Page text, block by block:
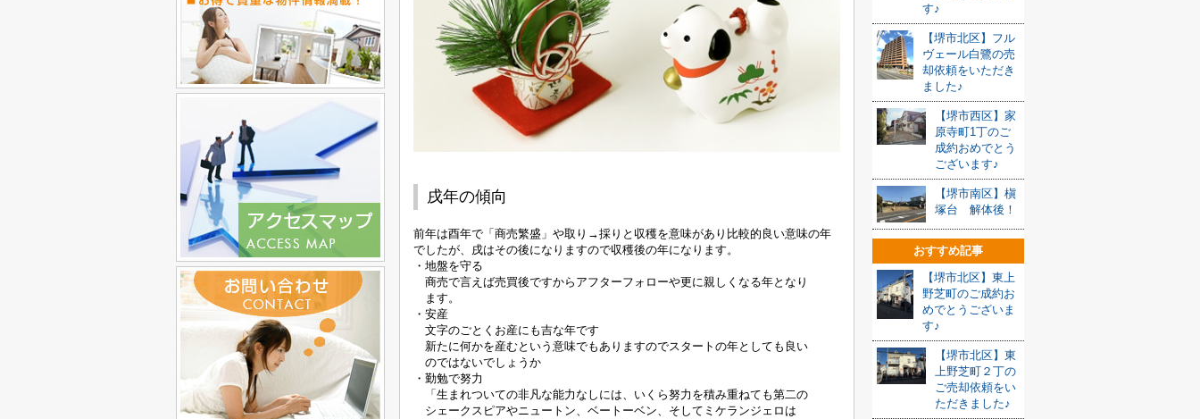
戌年の傾向
前年は酉年で「商売繁盛」や取り→採りと収穫を意味があり比較的良い意味の年
でしたが、戌はその後になりますので収穫後の年になります。
・地盤を守る
商売で言えば売買後ですからアフターフォローや更に親しくなる年となり
ます。
・安産
文字のごとくお産にも吉な年です
新たに何かを産むという意味でもありますのでスタートの年としても良い
のではないでしょうか
・勤勉で努力
「生まれついての非凡な能力なしには、いくら努力を積み重ねても第二の
シェークスピアやニュートン、ベートーベン、そしてミケランジェロは
す♪
【堺市北区】フル
ヴェール白鷺の売
却依頼をいただき
ました♪
【堺市西区】家
原寺町1丁のご
成約おめでとう
ございます♪
【堺市南区】槇
塚台 解体後！
おすすめ記事
【堺市北区】東上
野芝町のご成約お
めでとうございま
す♪
【堺市北区】東
上野芝町２丁の
ご売却依頼をい
ただきました♪